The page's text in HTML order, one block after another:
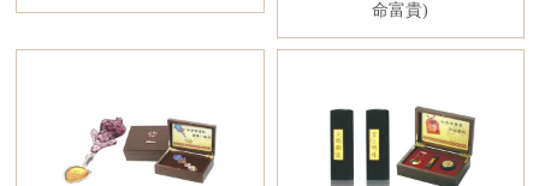
命富貴)